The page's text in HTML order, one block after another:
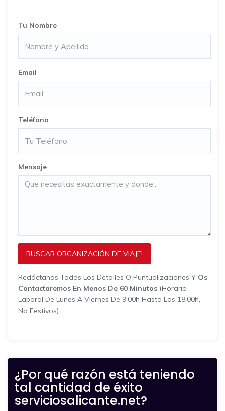
Tu Nombre
Email
Teléfono
Mensaje
BUSCAR ORGANIZACIÓN DE VIAJE!
Redáctanos Todos Los Detalles O Puntualizaciones Y Os
Contactaremos En Menos De 60 Minutos (horario
Laboral De Lunes A Viernes De 9:00h Hasta Las 18:00h,
No Festivos).
¿Por qué razón está teniendo
tal cantidad de éxito
serviciosalicante.net?